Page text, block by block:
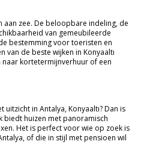
zee. De beloopbare indeling, de
van gemeubileerde
bestemming voor toeristen en
van de beste wijken in Konyaaltı
kortetermijnverhuur of een
in Antalya, Konyaaltı? Dan is
biedt huizen met panoramisch
Het is perfect voor wie op zoek is
of die in stijl met pensioen wil